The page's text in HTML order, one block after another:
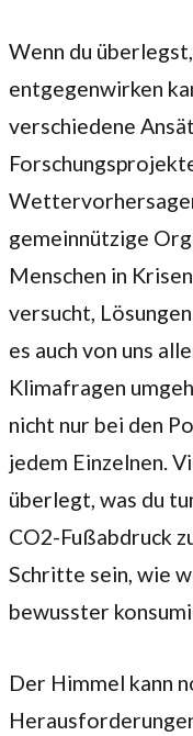
Wenn du
entgegenwirken
verschiedene
gemeinnützige
Menschen in
versucht,
es auch von uns
Klimafragen
nicht nur bei den
jedem Einzelnen.
überlegt, was du
CO2-Fußabdruck
Schritte sein, wie
bewusster
Der Himmel kann